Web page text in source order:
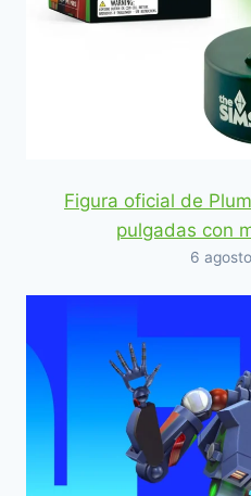
Figura oficial de
pulgadas con
6